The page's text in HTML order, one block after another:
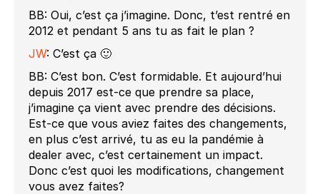
BB: Oui, c’est ça j’imagine. Donc, t’est rentré en
2012 et pendant 5 ans tu as fait le plan ?
JW: C’est ça 🙂
BB: C’est bon. C’est formidable. Et aujourd’hui
depuis 2017 est-ce que prendre sa place,
j’imagine ça vient avec prendre des décisions.
Est-ce que vous aviez faites des changements,
en plus c’est arrivé, tu as eu la pandémie à
dealer avec, c’est certainement un impact.
Donc c’est quoi les modifications, changement
vous avez faites?